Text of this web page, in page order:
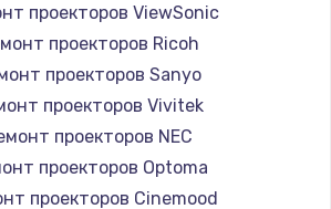
890 руб.
микросхемы NFC
1100 руб.
Заказать
проекторов ViewSonic
проекторов Ricoh
проекторов Sanyo
проекторов Vivitek
проекторов NEC
проекторов Optoma
проекторов Cinemood